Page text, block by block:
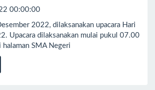
00:00:00
2022, dilaksanakan upacara Hari
Upacara dilaksanakan mulai pukul 07.00
halaman SMA Negeri